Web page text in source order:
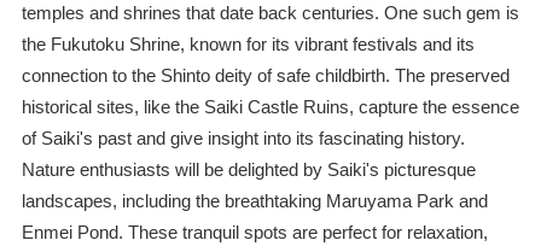
temples and shrines that date back centuries. One such gem is
the Fukutoku Shrine, known for its vibrant festivals and its
connection to the Shinto deity of safe childbirth. The preserved
historical sites, like the Saiki Castle Ruins, capture the essence
of Saiki's past and give insight into its fascinating history.
Nature enthusiasts will be delighted by Saiki's picturesque
landscapes, including the breathtaking Maruyama Park and
Enmei Pond. These tranquil spots are perfect for relaxation,